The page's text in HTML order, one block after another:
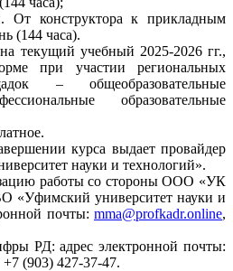
От конструктора к прикладным
(144 часа).
текущий учебный 2025-2026 гг.,
при участии региональных
– общеобразовательные
образовательные
курса выдает провайдер
науки и технологий».
работы со стороны ООО «УК
университет науки и
почты: mma@profkadr.online,
РД: адрес электронной почты:
+7 (903) 427-37-47.